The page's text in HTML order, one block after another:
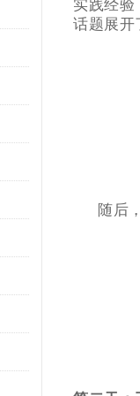
实践经
话题展开
随后